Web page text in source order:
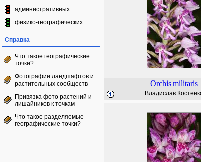
административных
физико-географических
Справка
Что такое географические
точки?
Фотографии ландшафтов и
растительных сообществ
Привязка фото растений и
лишайников к точкам
Что такое разделяемые
географические точки?
Orchis militaris
Владислав